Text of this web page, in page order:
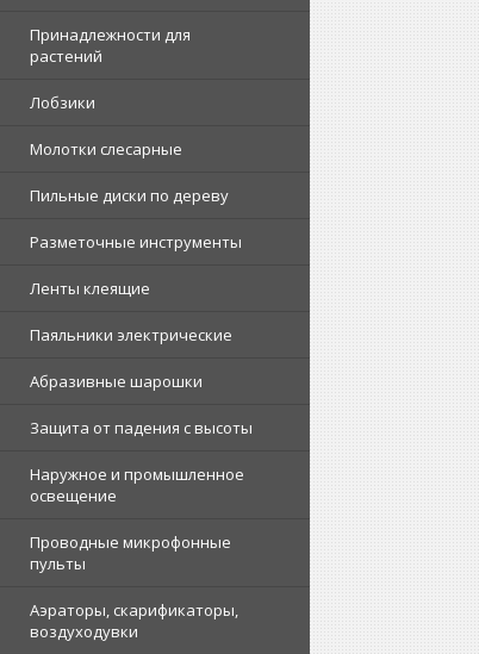
Принадлежности для
растений
Лобзики
Молотки слесарные
Пильные диски по дереву
Разметочные инструменты
Ленты клеящие
Паяльники электрические
Абразивные шарошки
Защита от падения с высоты
Наружное и промышленное
освещение
Проводные микрофонные
пульты
Аэраторы, скарификаторы,
воздуходувки